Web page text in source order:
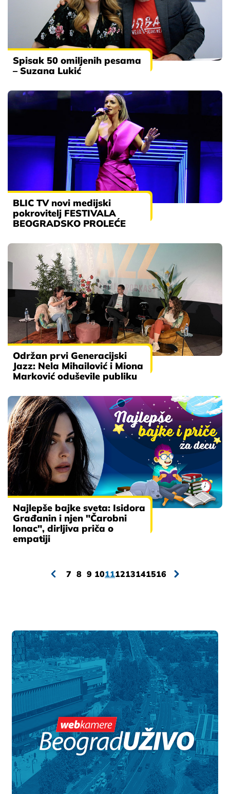
Spisak 50 omiljenih pesama
– Suzana Lukić
BLIC TV novi medijski
pokrovitelj FESTIVALA
BEOGRADSKO PROLEĆE
Održan prvi Generacijski
Jazz: Nela Mihailović i Miona
Marković oduševile publiku
Najlepše bajke sveta: Isidora
Građanin i njen "Čarobni
lonac", dirljiva priča o
empatiji
7 8 9 10111213141516